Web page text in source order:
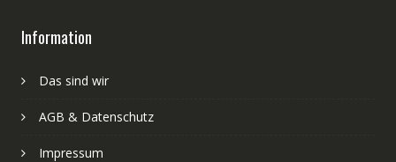
Information
Das sind wir
AGB & Datenschutz
Impressum